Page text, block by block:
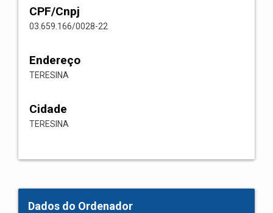
CPF/Cnpj
03.659.166/0028-22
Endereço
TERESINA
Cidade
TERESINA
Dados do Ordenador